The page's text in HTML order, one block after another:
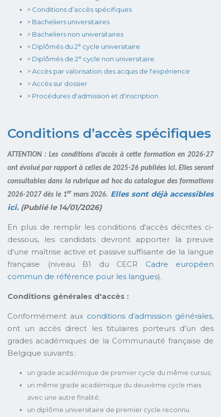
> Conditions d’accès spécifiques
> Bacheliers universitaires
> Bacheliers non universitaires
> Diplômés du 2° cycle universitaire
> Diplômés de 2° cycle non universitaire
> Accès par valorisation des acquis de l'expérience
> Accès sur dossier
> Procédures d'admission et d'inscription
Conditions d’accès spécifiques
ATTENTION : Les conditions d’accès à cette formation en 2026-27
ont évolué par rapport à celles de 2025-26 publiées ici. Elles seront
consultables dans la rubrique ad hoc du catalogue des formations
2026-2027 dès le 1er mars 2026. Elles sont déjà accessibles
ici. (Publié le 14/01/2026)
En plus de remplir les conditions d'accès décrites ci-
dessous, les candidats devront apporter la preuve
d'une maîtrise active et passive suffisante de la langue
française (niveau B1 du CECR Cadre européen
commun de référence pour les langues).
Conditions générales d'accès :
Conformément aux conditions d’admission générales,
ont un accès direct les titulaires porteurs d’un des
grades académiques de la Communauté française de
Belgique suivants :
un grade académique de premier cycle du même cursus;
un même grade académique du deuxième cycle mais
avec une autre finalité;
un diplôme universitaire de premier cycle reconnu